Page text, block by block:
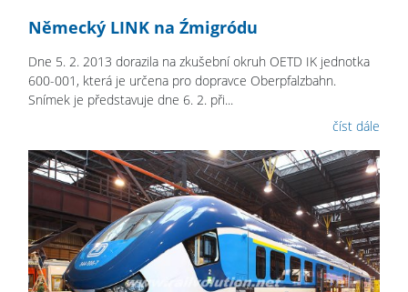
Německý LINK na Źmigródu
Dne 5. 2. 2013 dorazila na zkušební okruh OETD IK jednotka
600-001, která je určena pro dopravce Oberpfalzbahn.
Snímek je představuje dne 6. 2. při...
číst dále